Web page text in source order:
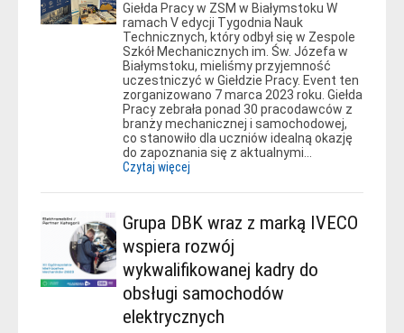
Giełda Pracy w ZSM w Białymstoku W
ramach V edycji Tygodnia Nauk
Technicznych, który odbył się w Zespole
Szkół Mechanicznych im. Św. Józefa w
Białymstoku, mieliśmy przyjemność
uczestniczyć w Giełdzie Pracy. Event ten
zorganizowano 7 marca 2023 roku. Giełda
Pracy zebrała ponad 30 pracodawców z
branży mechanicznej i samochodowej,
co stanowiło dla uczniów idealną okazję
do zapoznania się z aktualnymi…
Czytaj więcej
Grupa DBK wraz z marką IVECO
wspiera rozwój
wykwalifikowanej kadry do
obsługi samochodów
elektrycznych